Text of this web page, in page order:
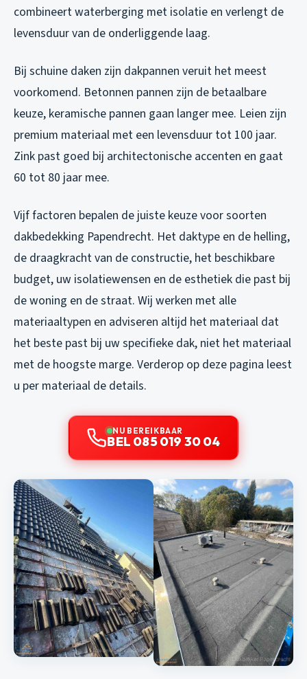
combineert waterberging met isolatie en verlengt de
levensduur van de onderliggende laag.
Bij schuine daken zijn dakpannen veruit het meest
voorkomend. Betonnen pannen zijn de betaalbare
keuze, keramische pannen gaan langer mee. Leien zijn
premium materiaal met een levensduur tot 100 jaar.
Zink past goed bij architectonische accenten en gaat
60 tot 80 jaar mee.
Vijf factoren bepalen de juiste keuze voor soorten
dakbedekking Papendrecht. Het daktype en de helling,
de draagkracht van de constructie, het beschikbare
budget, uw isolatiewensen en de esthetiek die past bij
de woning en de straat. Wij werken met alle
materiaaltypen en adviseren altijd het materiaal dat
het beste past bij uw specifieke dak, niet het materiaal
met de hoogste marge. Verderop op deze pagina leest
u per materiaal de details.
NU BEREIKBAAR
BEL 085 019 30 04